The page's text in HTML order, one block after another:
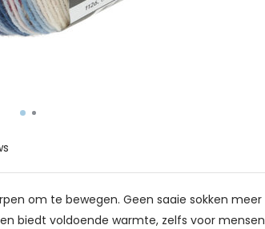
om te bewegen. Geen saaie sokken meer
biedt voldoende warmte, zelfs voor mensen